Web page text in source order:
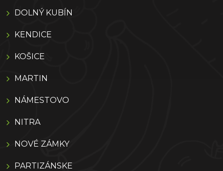
DOLNÝ KUBÍN
KENDICE
KOŠICE
MARTIN
NÁMESTOVO
NITRA
NOVÉ ZÁMKY
PARTIZÁNSKE